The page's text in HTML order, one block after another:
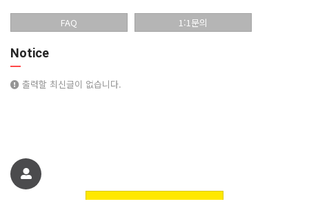
FAQ 1:1문의
Notice
출력할 최신글이 없습니다.
친구에게 추천하기